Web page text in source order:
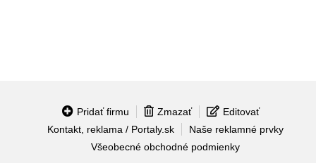
Pridať firmu Zmazať
Editovať
Kontakt, reklama / Portaly.sk
Naše reklamné prvky
Všeobecné obchodné podmienky